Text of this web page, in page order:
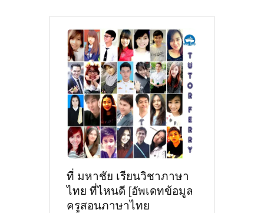
ที่ มหาชัย เรียนวิชาภาษา
ไทย ที่ไหนดี [อัพเดทข้อมูล
ครูสอนภาษาไทย